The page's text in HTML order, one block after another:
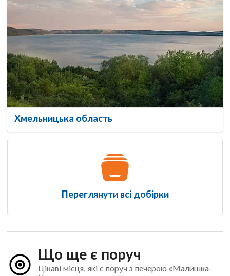
Хмельницька область
Переглянути всі добірки
Що ще є поруч
Цікаві місця, які є поруч з печерою «Малишка-